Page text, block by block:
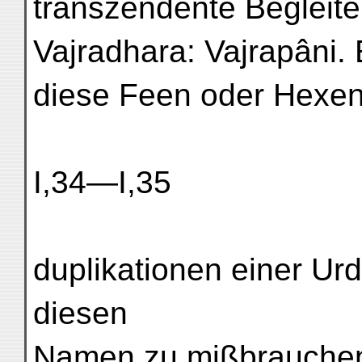
transzendente
Vajradhara:
diese Feen oder
I,34—I,35
duplikationen einer
diesen